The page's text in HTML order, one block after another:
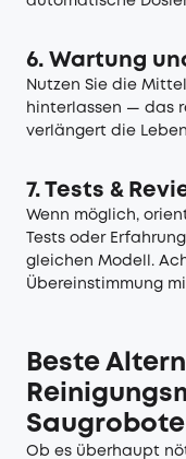
6. Wartung
Nutzen Sie die
hinterlassen — das
verlängert die
7. Tests &
Wenn möglich,
Tests oder
gleichen Modell.
Übereinstimmung
Beste
Ob es überhaupt